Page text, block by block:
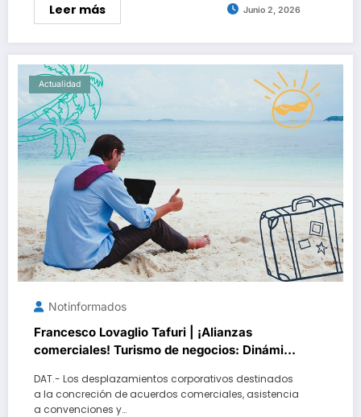
Leer más Junio 2, 2026
Actualidad
Notinformados
Francesco Lovaglio Tafuri | ¡Alianzas
comerciales! Turismo de negocios: Dinámica
DAT.- Los desplazamientos corporativos destinados
a la concreción de acuerdos comerciales, asistencia
a convenciones y…